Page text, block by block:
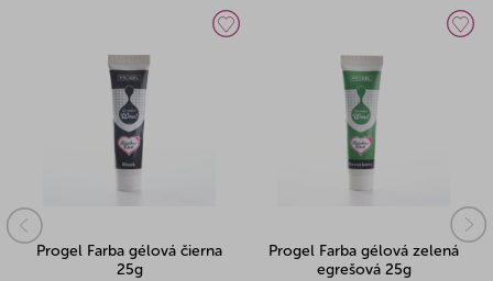
Progel Farba gélová čierna
25g
Progel Farba gélová zelená
egrešová 25g